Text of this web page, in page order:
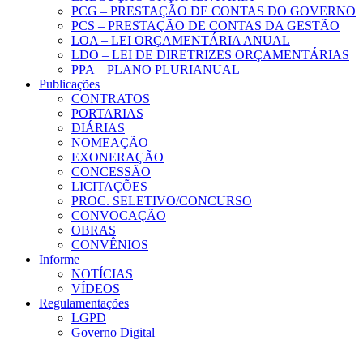
PCG – PRESTAÇÃO DE CONTAS DO GOVERNO
PCS – PRESTAÇÃO DE CONTAS DA GESTÃO
LOA – LEI ORÇAMENTÁRIA ANUAL
LDO – LEI DE DIRETRIZES ORÇAMENTÁRIAS
PPA – PLANO PLURIANUAL
Publicações
CONTRATOS
PORTARIAS
DIÁRIAS
NOMEAÇÃO
EXONERAÇÃO
CONCESSÃO
LICITAÇÕES
PROC. SELETIVO/CONCURSO
CONVOCAÇÃO
OBRAS
CONVÊNIOS
Informe
NOTÍCIAS
VÍDEOS
Regulamentações
LGPD
Governo Digital